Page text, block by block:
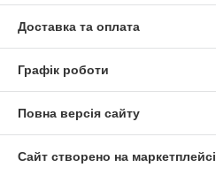
Доставка та оплата
Графік роботи
Повна версія сайту
Сайт створено на маркетплейсі